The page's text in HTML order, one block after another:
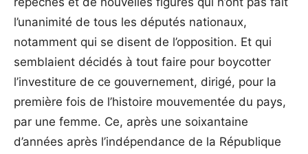
l’unanimité de tous les députés nationaux,
notamment qui se disent de l’opposition. Et qui
semblaient décidés à tout faire pour boycotter
l’investiture de ce gouvernement, dirigé, pour la
première fois de l’histoire mouvementée du pays,
par une femme. Ce, après une soixantaine
d’années après l’indépendance de la République